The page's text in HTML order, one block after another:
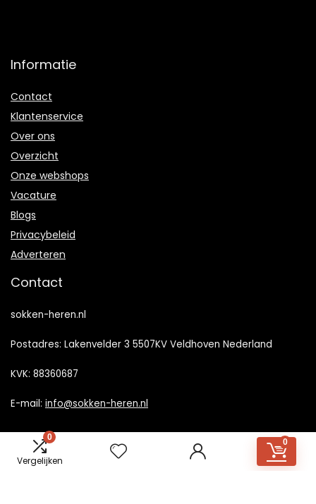
0
Vergelijken
0
Informatie
Contact
Klantenservice
Over ons
Overzicht
Onze webshops
Vacature
Blogs
Privacybeleid
Adverteren
Contact
sokken-heren.nl
Postadres: Lakenvelder 3 5507KV Veldhoven Nederland
KVK: 88360687
E-mail: info@sokken-heren.nl